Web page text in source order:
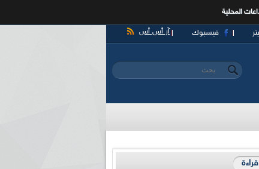
المحلية
آر أس أس فيسبوك
استمارة البحث
‏بحث ‏